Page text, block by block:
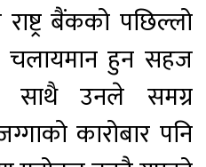
बैंकको पछिल्लो
चलायमान हुन सहज
साथै उनले समग्र
कारोबार पनि